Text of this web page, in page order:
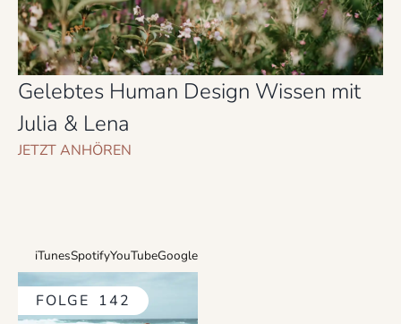
Gelebtes Human Design Wissen mit
Julia & Lena
JETZT ANHÖREN
iTunesSpotifyYouTubeGoogle
FOLGE 142